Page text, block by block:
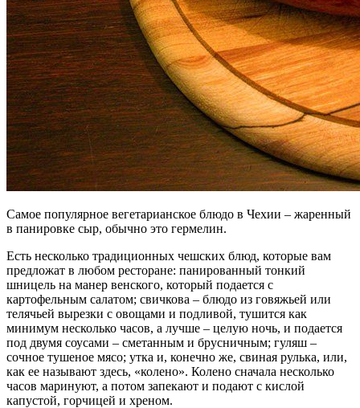
Самое популярное вегетарианское блюдо в Чехии – жаренный
в панировке сыр, обычно это гермелин.
Есть несколько традиционных чешских блюд, которые вам
предложат в любом ресторане: панированный тонкий
шницель на манер венского, который подается с
картофельным салатом; свичкова – блюдо из говяжьей или
телячьей вырезки с овощами и подливой, тушится как
минимум несколько часов, а лучше – целую ночь, и подается
под двумя соусами – сметанным и брусничным; гуляш –
сочное тушеное мясо; утка и, конечно же, свиная рулька, или,
как ее называют здесь, «колено». Колено сначала несколько
часов маринуют, а потом запекают и подают с кислой
капустой, горчицей и хреном.